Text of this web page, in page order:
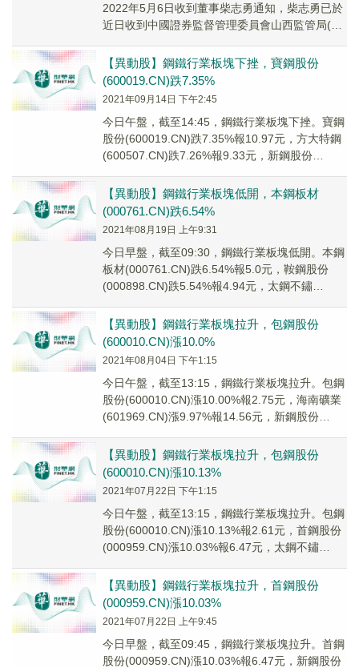
2022年5月6日收到董事柴志勇通知，柴志勇已於
近日收到中國證券監督管理委員會山西監管局(以
【異動股】鋼鐵行業板塊下挫，寶鋼股份
(600019.CN)跌7.35%
2021年09月14日 下午2:45
今日午盤，截至14:45，鋼鐵行業板塊下挫。寶鋼
股份(600019.CN)跌7.35%報10.97元，方大特鋼
(600507.CN)跌7.26%報9.33元，新鋼股份
【異動股】鋼鐵行業板塊低開，本鋼板材
(000761.CN)跌6.54%
2021年08月19日 上午9:31
今日早盤，截至09:30，鋼鐵行業板塊低開。本鋼
板材(000761.CN)跌6.54%報5.0元，鞍鋼股份
(000898.CN)跌5.54%報4.94元，太鋼不鏽
【異動股】鋼鐵行業板塊拉升，包鋼股份
(600010.CN)漲10.0%
2021年08月04日 下午1:15
今日午盤，截至13:15，鋼鐵行業板塊拉升。包鋼
股份(600010.CN)漲10.00%報2.75元，海南礦業
(601969.CN)漲9.97%報14.56元，新鋼股份
【異動股】鋼鐵行業板塊拉升，包鋼股份
(600010.CN)漲10.13%
2021年07月22日 下午1:15
今日午盤，截至13:15，鋼鐵行業板塊拉升。包鋼
股份(600010.CN)漲10.13%報2.61元，首鋼股份
(000959.CN)漲10.03%報6.47元，太鋼不鏽
【異動股】鋼鐵行業板塊拉升，首鋼股份
(000959.CN)漲10.03%
2021年07月22日 上午9:45
今日早盤，截至09:45，鋼鐵行業板塊拉升。首鋼
股份(000959.CN)漲10.03%報6.47元，新鋼股份